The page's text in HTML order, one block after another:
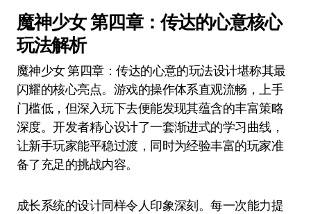
魔神少女 第四章：传达的心意核心
玩法解析
魔神少女 第四章：传达的心意的玩法设计堪称其最
闪耀的核心亮点。游戏的操作体系直观流畅，上手
门槛低，但深入玩下去便能发现其蕴含的丰富策略
深度。开发者精心设计了一套渐进式的学习曲线，
让新手玩家能平稳过渡，同时为经验丰富的玩家准
备了充足的挑战内容。
成长系统的设计同样令人印象深刻。每一次能力提